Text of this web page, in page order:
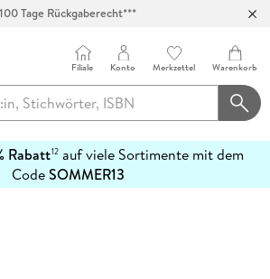
100 Tage Rückgaberecht***
Filiale Konto Merkzettel Warenkorb
Rabatt12auf viele Sortimente mit dem
CodeSOMMER13